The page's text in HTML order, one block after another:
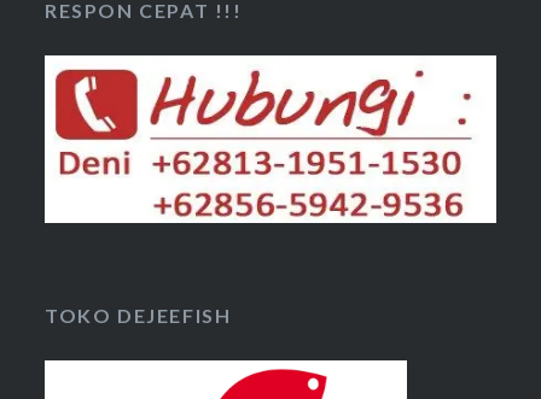
RESPON CEPAT !!!
TOKO DEJEEFISH